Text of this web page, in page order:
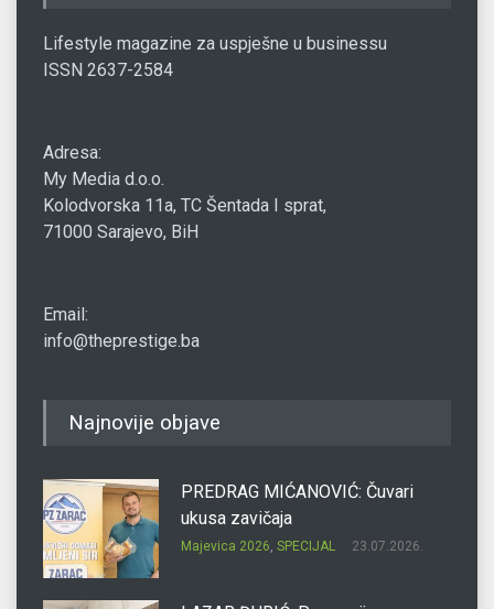
Lifestyle magazine za uspješne u businessu
ISSN 2637-2584
Adresa:
My Media d.o.o.
Kolodvorska 11a, TC Šentada I sprat,
71000 Sarajevo, BiH
Email:
info@theprestige.ba
Najnovije objave
PREDRAG MIĆANOVIĆ: Čuvari
ukusa zavičaja
Majevica 2026, SPECIJAL 23.07.2026.